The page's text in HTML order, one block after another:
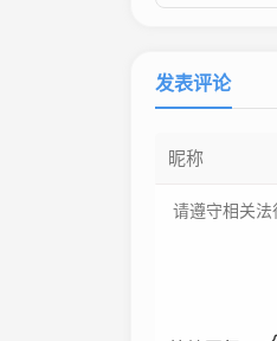
发表评论